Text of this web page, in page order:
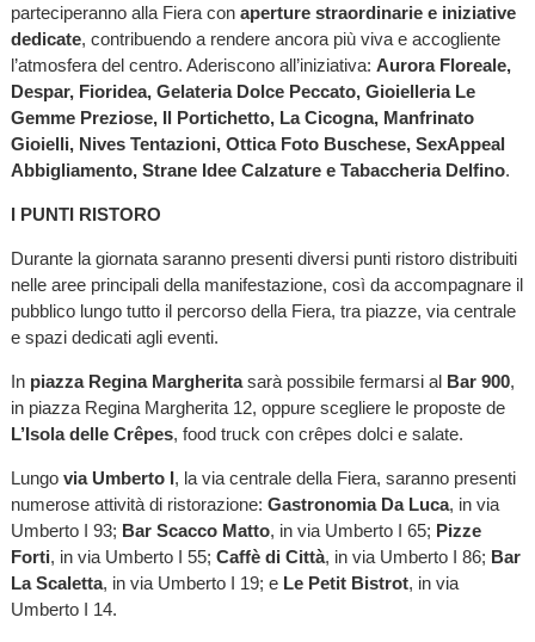
parteciperanno alla Fiera con aperture straordinarie e iniziative
dedicate, contribuendo a rendere ancora più viva e accogliente
l’atmosfera del centro. Aderiscono all’iniziativa: Aurora Floreale,
Despar, Fioridea, Gelateria Dolce Peccato, Gioielleria Le
Gemme Preziose, Il Portichetto, La Cicogna, Manfrinato
Gioielli, Nives Tentazioni, Ottica Foto Buschese, SexAppeal
Abbigliamento, Strane Idee Calzature e Tabaccheria Delfino.
I PUNTI RISTORO
Durante la giornata saranno presenti diversi punti ristoro distribuiti
nelle aree principali della manifestazione, così da accompagnare il
pubblico lungo tutto il percorso della Fiera, tra piazze, via centrale
e spazi dedicati agli eventi.
In piazza Regina Margheritasarà possibile fermarsi al Bar 900,
in piazza Regina Margherita 12, oppure scegliere le proposte de
L’Isola delle Crêpes, food truck con crêpes dolci e salate.
Lungo via Umberto I, la via centrale della Fiera, saranno presenti
numerose attività di ristorazione: Gastronomia Da Luca, in via
Umberto I 93; Bar Scacco Matto, in via Umberto I 65; Pizze
Forti, in via Umberto I 55; Caffè di Città, in via Umberto I 86; Bar
La Scaletta, in via Umberto I 19; e Le Petit Bistrot, in via
Umberto I 14.